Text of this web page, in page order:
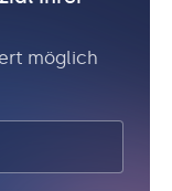
möglich